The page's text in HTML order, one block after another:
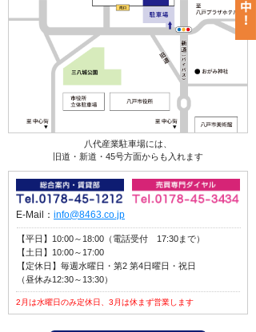
八代産業駐車場には、
旧道・新道・45号方面からも入れます
E-Mail： info@8463.co.jp
【平日】10:00～18:00（電話受付 17:30まで）
【土日】10:00～17:00
【定休日】毎週水曜日・第2 第4日曜日・祝日
（昼休み12:30～13:30）
2月は水曜日のみ定休日、3月は休まず営業します